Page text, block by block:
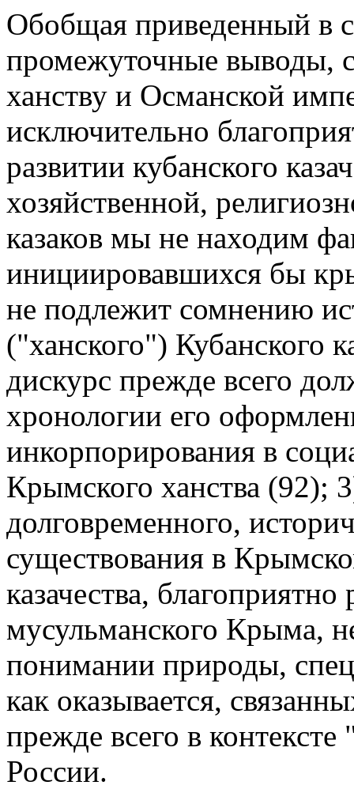
Обобщая приведенный в
промежуточные выводы,
ханству и Османской
исключительно
развитии кубанского
хозяйственной,
казаков мы не находим
инициировавшихся бы
не подлежит сомнению
("ханского") Кубанского
дискурс прежде всего
хронологии его
инкорпорирования в
Крымского ханства (92);
долговременного,
существования в
казачества,
мусульманского Крыма,
понимании природы,
как оказывается,
прежде всего в
России.